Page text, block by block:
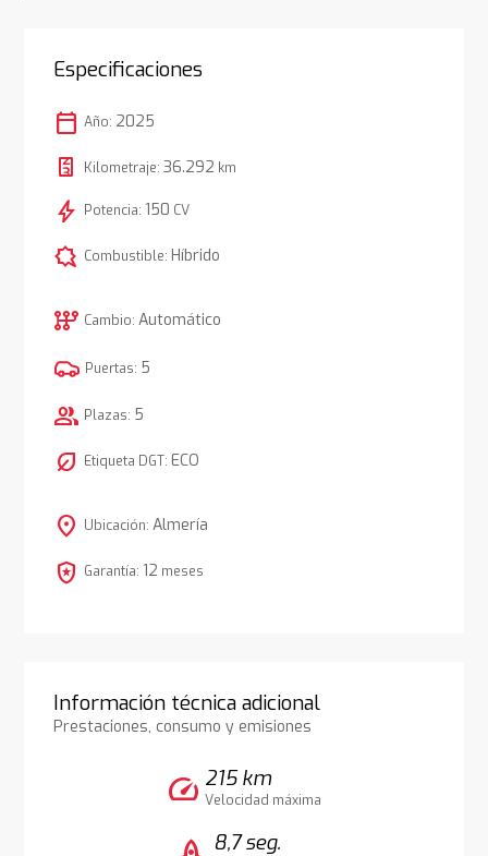
Especificaciones
calendar_today Año: 2025
Kilometraje: 36.292 km
bolt Potencia: 150 CV
comic_bubble Combustible: Híbrido
auto_transmission Cambio: Automático
Puertas: 5
group Plazas: 5
nest_eco_leaf Etiqueta DGT: ECO
location_on Ubicación: Almería
local_police Garantía: 12 meses
Información técnica adicional
Prestaciones, consumo y emisiones
speed 215 km
Velocidad máxima
8,7 seg.